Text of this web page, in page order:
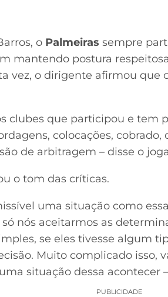
o Palmeiras sempre
mantendo postura
vez, o dirigente afirmou que
clubes que participou e tem
colocações,
de arbitragem – disse o
o tom das críticas.
uma situação como
nós aceitarmos as
se eles tivesse algum
Muito complicado isso,
situação dessa acontecer
PUBLICIDADE